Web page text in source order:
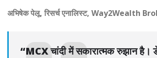
अभिषेक पेलू, रिसर्च एनालिस्ट, Way2Wealth
“MCX चांदी में सकारात्मक रुझान